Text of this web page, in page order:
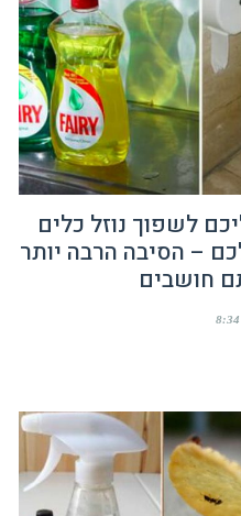
לשפוך נוזל כלים
– הסיבה הרבה יותר
חושבים
8:34